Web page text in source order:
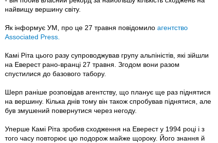
найвищу вершину світу.
Як інформує УМ, про це 27 травня повідомило агентство
Associated Press.
Камі Ріта цього разу супроводжував групу альпіністів, які зійшли
на Еверест рано-вранці 27 травня. Згодом вони разом
спустилися до базового табору.
Шерп раніше розповідав агентству, що планує ще раз піднятися
на вершину. Кілька днів тому він також спробував піднятися, але
був змушений повернутися через негоду.
Уперше Камі Ріта зробив сходження на Еверест у 1994 році і з
того часу повторює цю подорож майже щороку. Його знання й